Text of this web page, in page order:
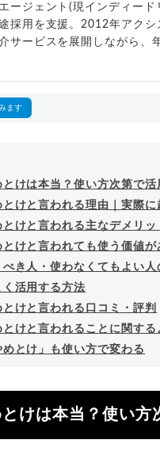
ージェント(現インディー
採用を支援。2012年アク
サービスを展開しながら、
ます
けは本当？使い方次第で活
けと言われる理由｜実際に
けと言われる主なデメリッ
けと言われても使う価値が
き人・使わなくてもよい人
活用する方法
けと言われる口コミ・評判
けと言われることに関する
とけ」も使い方で変わる
けは本当？使い方